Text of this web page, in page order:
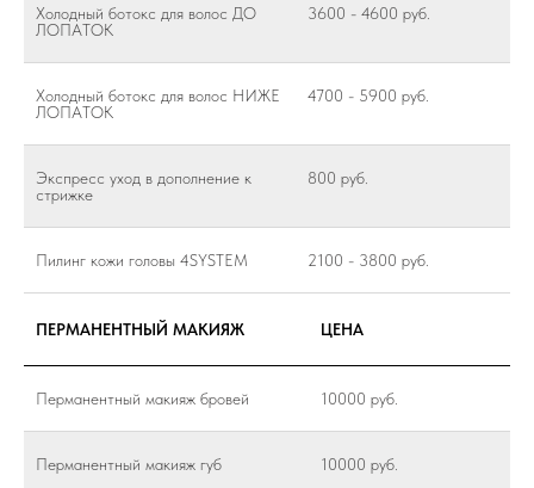
Холодный ботокс для волос ДО
ЛОПАТОК
3600 - 4600 руб.
Холодный ботокс для волос НИЖЕ
ЛОПАТОК
4700 - 5900 руб.
Экспресс уход в дополнение к
стрижке
800 руб.
Пилинг кожи головы 4SYSTEM 2100 - 3800 руб.
ПЕРМАНЕНТНЫЙ МАКИЯЖ ЦЕНА
Перманентный макияж бровей 10000 руб.
Перманентный макияж губ 10000 руб.